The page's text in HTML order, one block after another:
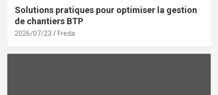
Solutions pratiques pour optimiser la gestion
de chantiers BTP
2026/07/23 Freda